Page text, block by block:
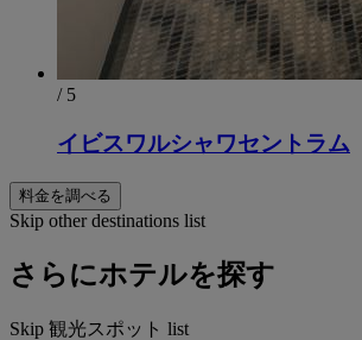
/ 5
イビスワルシャワセントラム
料金を調べる
Skip other destinations list
さらにホテルを探す
Skip 観光スポット list